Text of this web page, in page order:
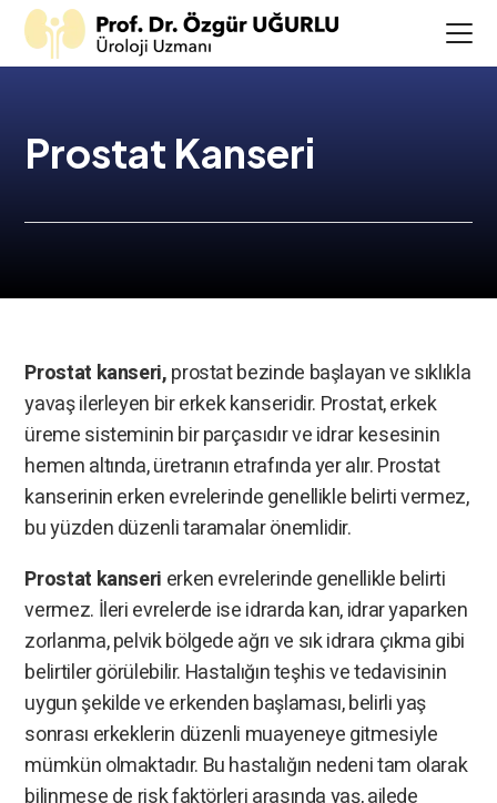
Prostat Kanseri
Prostat kanseri,prostat bezinde başlayan ve sıklıkla
yavaş ilerleyen bir erkek kanseridir. Prostat, erkek
üreme sisteminin bir parçasıdır ve idrar kesesinin
hemen altında, üretranın etrafında yer alır. Prostat
kanserinin erken evrelerinde genellikle belirti vermez,
bu yüzden düzenli taramalar önemlidir.
Prostat kanseri erken evrelerinde genellikle belirti
vermez. İleri evrelerde ise idrarda kan, idrar yaparken
zorlanma, pelvik bölgede ağrı ve sık idrara çıkma gibi
belirtiler görülebilir. Hastalığın teşhis ve tedavisinin
uygun şekilde ve erkenden başlaması, belirli yaş
sonrası erkeklerin düzenli muayeneye gitmesiyle
mümkün olmaktadır. Bu hastalığın nedeni tam olarak